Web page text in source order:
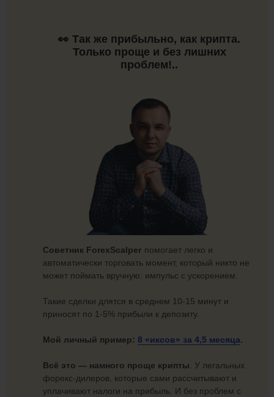
👀 Так же прибыльно, как крипта.
Только проще и без лишних
проблем!..
Советник ForexScalper помогает легко и
автоматически торговать момент, который никто не
может поймать вручную: импульс с ускорением.
Такие сделки длятся в среднем 10-15 минут и
приносят по 1-5% прибыли к депозиту.
Мой личный пример: 8 «иксов» за 4,5 месяца.
Всё это — намного проще крипты. У легальных
форекс-дилеров, которые сами рассчитывают и
уплачивают налоги на прибыль. И без проблем с